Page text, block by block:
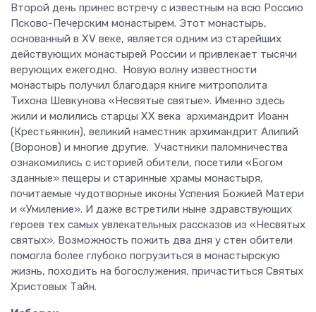
Второй день принес встречу с известным на всю Россию
Псково-Печерским монастырем. Этот монастырь,
основанный в XV веке, является одним из старейших
действующих монастырей России и привлекает тысячи
верующих ежегодно. Новую волну известности
монастырь получил благодаря книге митрополита
Тихона Шевкунова «Несвятые святые». Именно здесь
жили и молились старцы ХХ века архимандрит Иоанн
(Крестьянкин), великий наместник архимандрит Алипий
(Воронов) и многие другие. Участники паломничества
ознакомились с историей обители, посетили «Богом
зданные» пещеры и старинные храмы монастыря,
почитаемые чудотворные иконы Успения Божией Матери
и «Умиление». И даже встретили ныне здравствующих
героев тех самых увлекательных рассказов из «Несвятых
святых». Возможность пожить два дня у стен обители
помогла более глубоко погрузиться в монастырскую
жизнь, походить на богослужения, причаститься Святых
Христовых Тайн.